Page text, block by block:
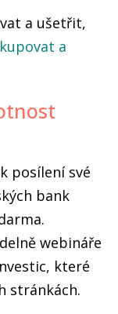
a ušetřit,
a
posílení své
bank
webináře
které
stránkách.